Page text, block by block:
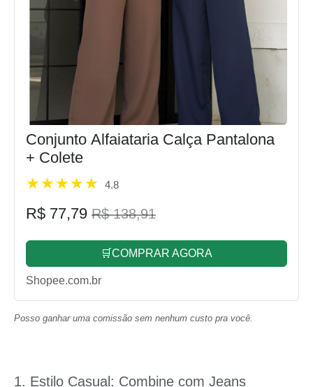
Conjunto Alfaiataria Calça Pantalona
+ Colete
4.8
R$ 77,79 R$ 138,91
🛒COMPRAR AGORA
Shopee.com.br
Posso ganhar uma comissão sem nenhum custo pra você.
1. Estilo Casual: Combine com Jeans